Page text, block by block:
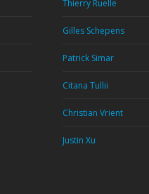
Thierry Ruelle
Gilles Schepens
Patrick Simar
Citana Tullii
Christian Vrient
Justin Xu